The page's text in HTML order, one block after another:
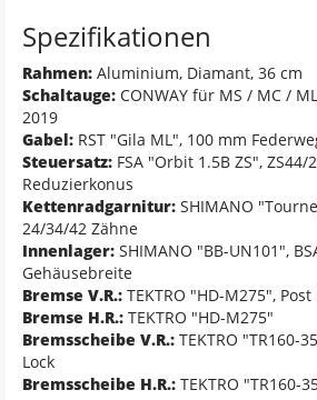
Spezifikationen
Rahmen: Aluminium, Diamant, 36 cm
Schaltauge: CONWAY für MS / MC /
2019
Gabel: RST "Gila ML", 100 mm
Steuersatz: FSA "Orbit 1.5B ZS", ZS44/
Reduzierkonus
Kettenradgarnitur: SHIMANO
24/34/42 Zähne
Innenlager: SHIMANO "BB-UN101",
Gehäusebreite
Bremse V.R.: TEKTRO "HD-M275",
Bremse H.R.: TEKTRO "HD-M275"
Bremsscheibe V.R.: TEKTRO "TR160-
Lock
Bremsscheibe H.R.: TEKTRO "TR160-